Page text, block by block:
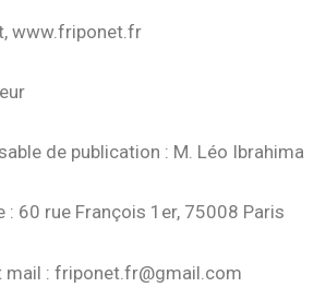
www.friponet.fr
de publication : M. Léo Ibrahima
: 60 rue François 1er, 75008 Paris
mail : friponet.fr@gmail.com